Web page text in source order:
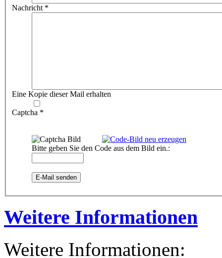
Nachricht *
Eine Kopie dieser Mail erhalten
Captcha *
Bitte geben Sie den Code aus dem Bild ein.:
E-Mail senden
Weitere Informationen
Weitere Informationen: